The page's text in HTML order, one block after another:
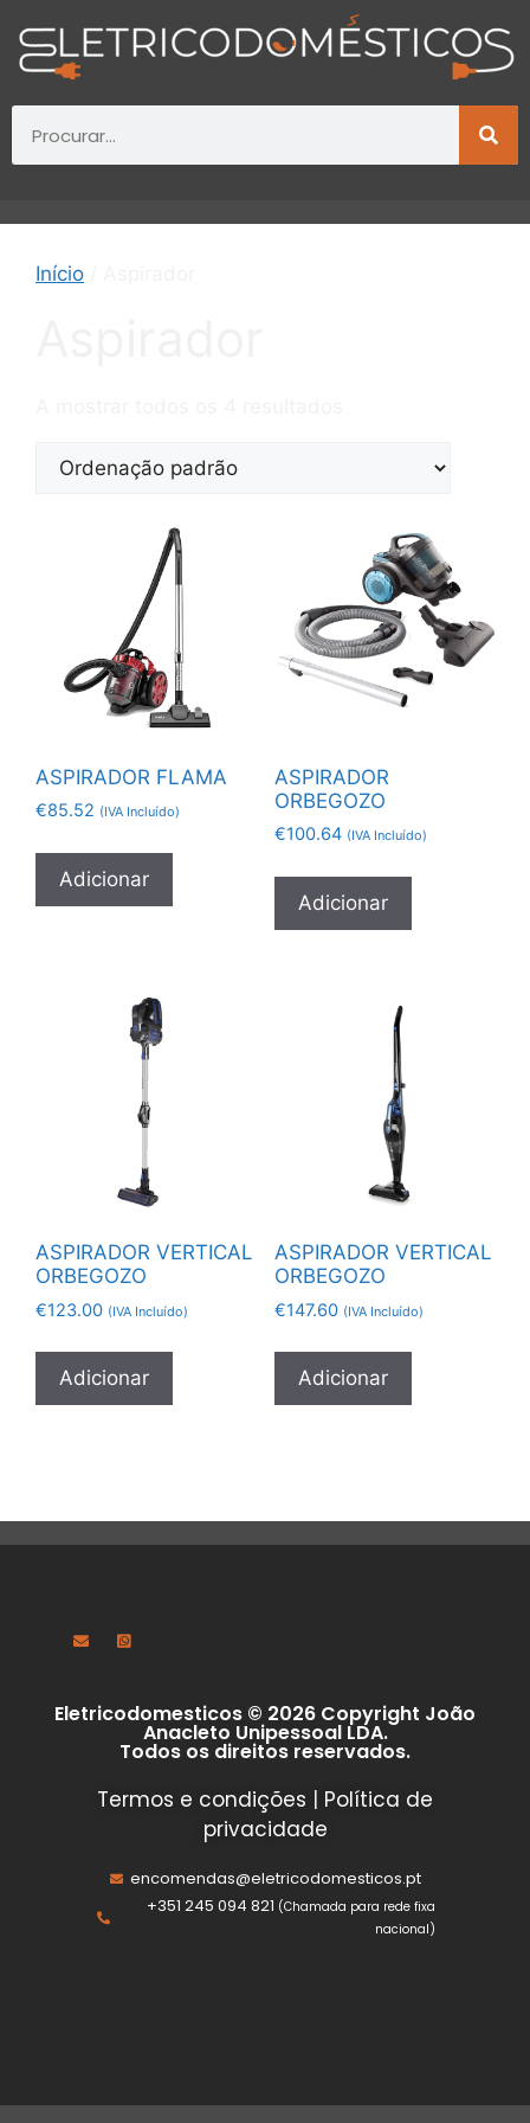
Início
ASPIRADOR FLAMA
€85.52 (IVA Incluído)
Adicionar
ASPIRADOR
ORBEGOZO
€100.64 (IVA Incluído)
Adicionar
ASPIRADOR VERTICAL
ORBEGOZO
€123.00 (IVA Incluído)
Adicionar
ASPIRADOR VERTICAL
ORBEGOZO
€147.60 (IVA Incluído)
Adicionar
Eletricodomesticos © 2026 Copyright João
Anacleto Unipessoal LDA.
Todos os direitos reservados.
Termos e condições | Política de
privacidade
encomendas@eletricodomesticos.pt
+351 245 094 821 (Chamada para rede fixa
nacional)